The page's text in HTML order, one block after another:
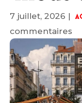
7 juillet, 2026 |
commentaires